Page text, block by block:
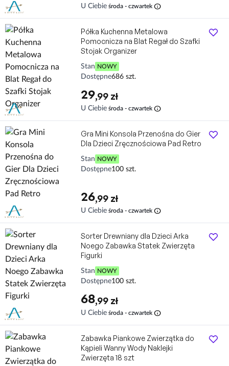
U Ciebie środa - czwartek info
Półka Kuchenna Metalowa
Pomocnicza na Blat Regał do Szafki
Stojak Organizer
Stan NOWY
Dostępne686 szt.
29,99 zł
U Ciebie środa - czwartek info
Gra Mini Konsola Przenośna do Gier
Dla Dzieci Zręcznościowa Pad Retro
Stan NOWY
Dostępne100 szt.
26,99 zł
U Ciebie środa - czwartek info
Sorter Drewniany dla Dzieci Arka
Noego Zabawka Statek Zwierzęta
Figurki
Stan NOWY
Dostępne100 szt.
68,99 zł
U Ciebie środa - czwartek info
Zabawka Piankowe Zwierzątka do
Kąpieli Wanny Wody Naklejki
Zwierzęta 18 szt